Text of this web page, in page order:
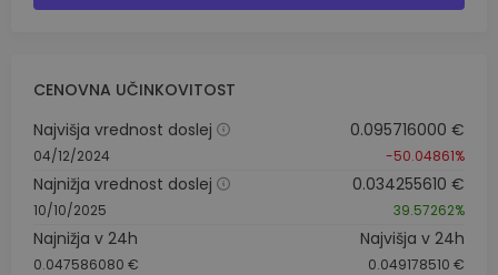
CENOVNA UČINKOVITOST
Najvišja vrednost doslej
04/12/2024
0.095716000 €
-50.04861%
Najnižja vrednost doslej
10/10/2025
0.034255610 €
39.57262%
Najnižja v 24h
0.047586080 €
Najvišja v 24h
0.049178510 €